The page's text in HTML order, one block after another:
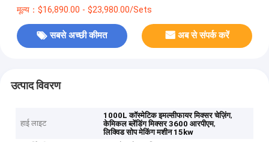
मूल्य：$16,890.00 - $23,980.00/Sets
सबसे अच्छी कीमत अब से संपर्क करें
उत्पाद विवरण
हाई लाइट
1000L कॉस्मेटिक इमल्सीफायर मिक्सर चेज़िंग,
केमिकल ब्लेंडिंग मिक्सर 3600 आरपीएम,
लिक्विड सोप मेकिंग मशीन 15kw